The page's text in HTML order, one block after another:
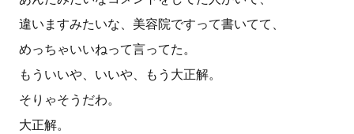
違いますみたいな、美容院ですって書いてて、
めっちゃいいねって言ってた。
もういいや、いいや、もう大正解。
そりゃそうだわ。
大正解。